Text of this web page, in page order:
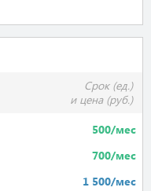
Срок (ед.)
и цена (руб.)
500/мес
700/мес
1 500/мес